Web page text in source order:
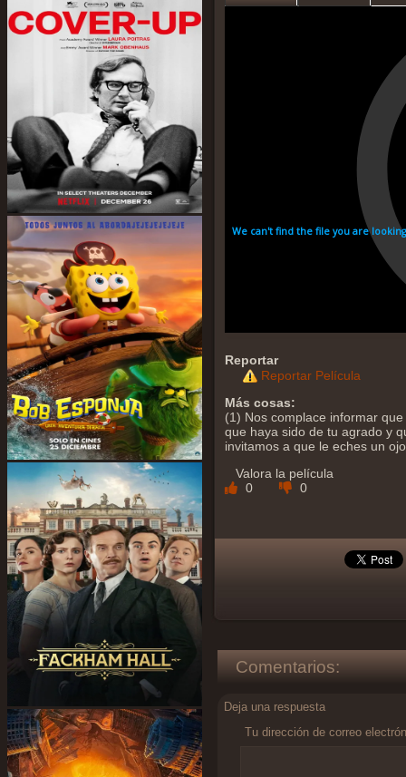
Reportar
Reportar Película
Más cosas:
(1) Nos complace informar
que haya sido de tu agrado y
invitamos a que le eches un
Valora la película
0
0
Comentarios:
Deja una respuesta
Tu dirección de correo